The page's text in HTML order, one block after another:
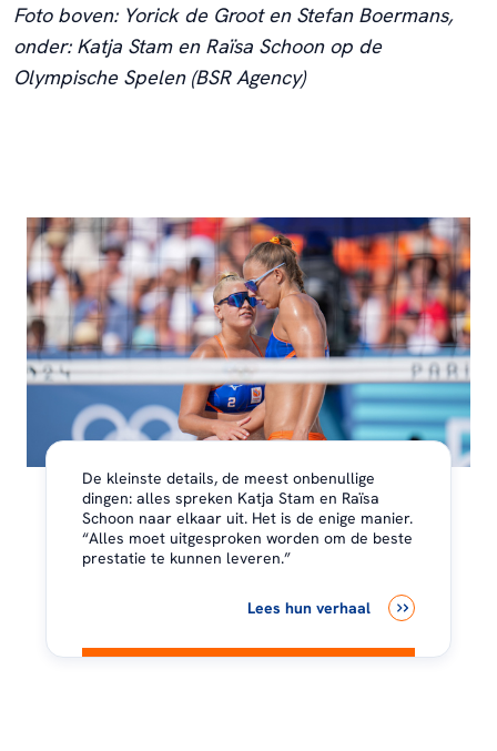
Foto boven: Yorick de Groot en Stefan Boermans,
onder: Katja Stam en Raïsa Schoon op de
Olympische Spelen (BSR Agency)
De kleinste details, de meest onbenullige
dingen: alles spreken Katja Stam en Raïsa
Schoon naar elkaar uit. Het is de enige manier.
“Alles moet uitgesproken worden om de beste
prestatie te kunnen leveren.”
Lees hun verhaal